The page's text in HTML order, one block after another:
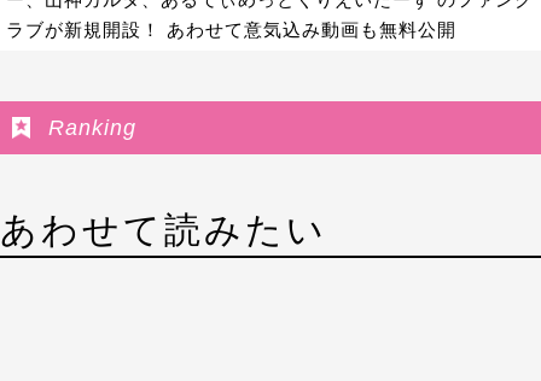
ラブが新規開設！ あわせて意気込み動画も無料公開
Ranking
あわせて読みたい